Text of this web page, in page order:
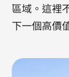
區域。這裡
下一個高價